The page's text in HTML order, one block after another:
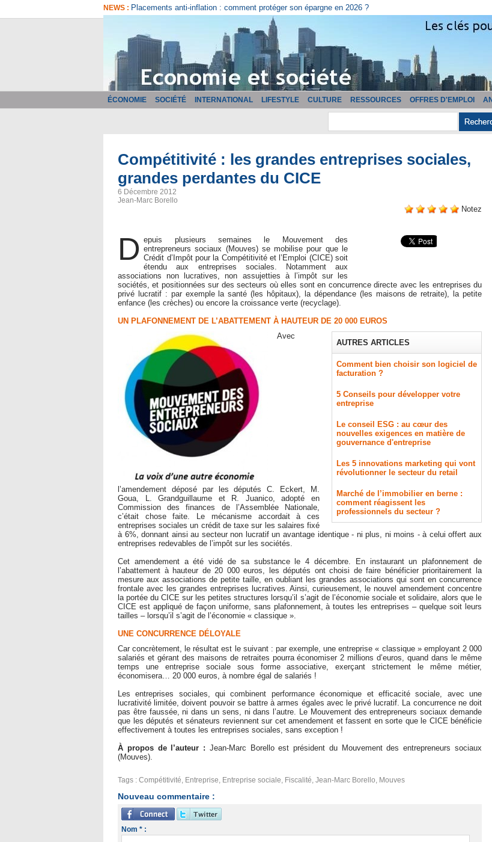
NEWS : Comment bien choisir son logiciel de facturation ?
ÉCONOMIE SOCIÉTÉ INTERNATIONAL LIFESTYLE CULTURE RESSOURCES OFFRES D'EMPLOI
Compétitivité : les grandes entreprises sociales,
grandes perdantes du CICE
6 Décembre 2012
Jean-Marc Borello
Notez
D epuis plusieurs semaines le Mouvement des
entrepreneurs sociaux (Mouves) se mobilise pour que le
Crédit d’Impôt pour la Compétitivité et l’Emploi (CICE) soit
étendu aux entreprises sociales. Notamment aux
associations non lucratives, non assujetties à l’impôt sur les
sociétés, et positionnées sur des secteurs où elles sont en concurrence directe avec les entreprises du
privé lucratif : par exemple la santé (les hôpitaux), la dépendance (les maisons de retraite), la petite
enfance (les crèches) ou encore la croissance verte (recyclage).
UN PLAFONNEMENT DE L’ABATTEMENT À HAUTEUR DE 20 000 EUROS
AUTRES ARTICLES
Comment bien choisir son logiciel de
facturation ?
5 Conseils pour développer votre
entreprise
Le conseil ESG : au cœur des
nouvelles exigences en matière de
gouvernance d'entreprise
Les 5 innovations marketing qui vont
révolutionner le secteur du retail
Marché de l’immobilier en berne :
comment réagissent les
professionnels du secteur ?
Avec
l’amendement déposé par les députés C. Eckert, M.
Goua, L. Grandguillaume et R. Juanico, adopté en
Commission des finances de l’Assemblée Nationale,
c’était chose faite. Le mécanisme accordait à ces
entreprises sociales un crédit de taxe sur les salaires fixé
à 6%, donnant ainsi au secteur non lucratif un avantage identique - ni plus, ni moins - à celui offert aux
entreprises redevables de l’impôt sur les sociétés.
Cet amendement a été vidé de sa substance le 4 décembre. En instaurant un plafonnement de
l’abattement à hauteur de 20 000 euros, les députés ont choisi de faire bénéficier prioritairement la
mesure aux associations de petite taille, en oubliant les grandes associations qui sont en concurrence
frontale avec les grandes entreprises lucratives. Ainsi, curieusement, le nouvel amendement concentre
la portée du CICE sur les petites structures lorsqu’il s’agit de l’économie sociale et solidaire, alors que le
CICE est appliqué de façon uniforme, sans plafonnement, à toutes les entreprises – quelque soit leurs
tailles – lorsqu’il s’agit de l’économie « classique ».
UNE CONCURRENCE DÉLOYALE
Car concrètement, le résultat est le suivant : par exemple, une entreprise « classique » employant 2 000
salariés et gérant des maisons de retraites pourra économiser 2 millions d’euros, quand dans le même
temps une entreprise sociale sous forme associative, exerçant strictement le même métier,
économisera… 20 000 euros, à nombre égal de salariés !
Les entreprises sociales, qui combinent performance économique et efficacité sociale, avec une
lucrativité limitée, doivent pouvoir se battre à armes égales avec le privé lucratif. La concurrence ne doit
pas être faussée, ni dans un sens, ni dans l’autre. Le Mouvement des entrepreneurs sociaux demande
que les députés et sénateurs reviennent sur cet amendement et fassent en sorte que le CICE bénéficie
effectivement à toutes les entreprises sociales, sans exception !
À propos de l’auteur : Jean-Marc Borello est président du Mouvement des entrepreneurs sociaux
(Mouves).
Tags : Compétitivité, Entreprise, Entreprise sociale, Fiscalité, Jean-Marc Borello, Mouves
Nouveau commentaire :
Nom * :